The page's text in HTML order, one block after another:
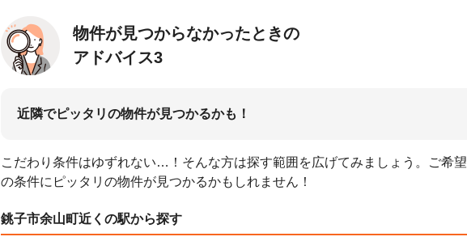
物件が見つからなかったときの
アドバイス3
近隣でピッタリの物件が見つかるかも！
こだわり条件はゆずれない…！そんな方は探す範囲を広げてみましょう。ご希望
の条件にピッタリの物件が見つかるかもしれません！
銚子市余山町近くの駅から探す